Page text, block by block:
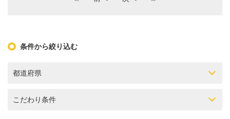
条件から絞り込む
都道府県
こだわり条件